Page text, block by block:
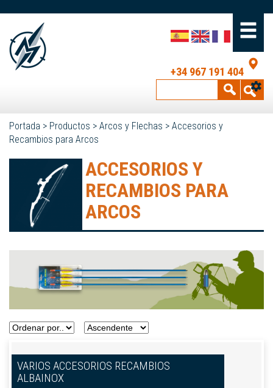
+34 967 191 404
Portada > Productos > Arcos y Flechas > Accesorios y
Recambios para Arcos
ACCESORIOS Y
RECAMBIOS PARA
ARCOS
VARIOS ACCESORIOS RECAMBIOS
ALBAINOX